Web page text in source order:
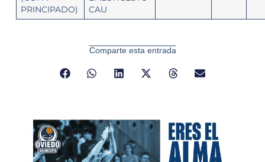
PRINCIPADO)
CAU
Comparte esta entrada